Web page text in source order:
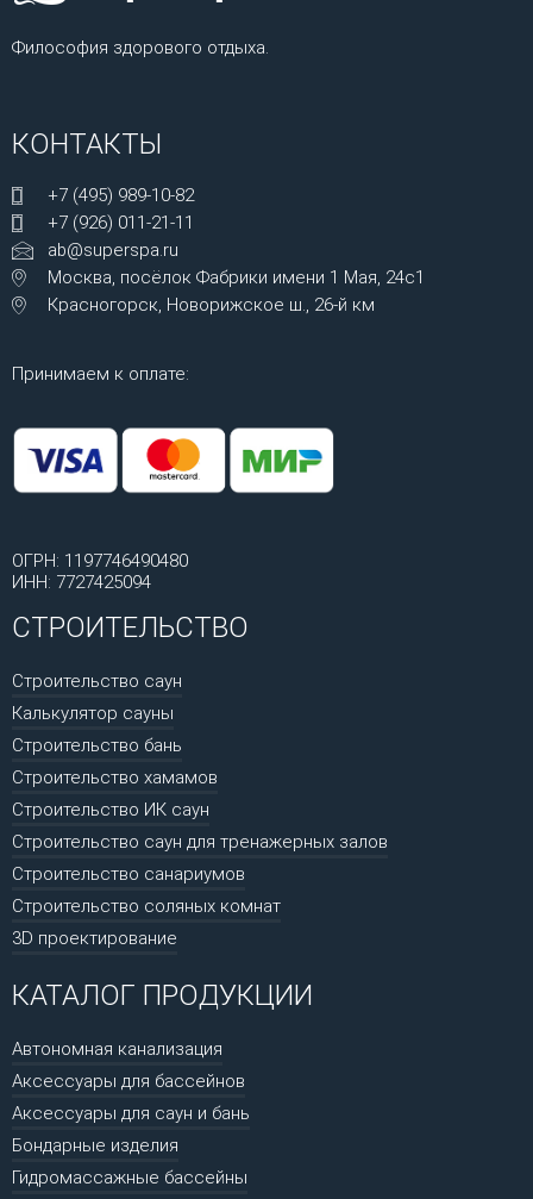
Философия здорового отдыха.
КОНТАКТЫ
+7 (495) 989-10-82
+7 (926) 011-21-11
ab@superspa.ru
Москва, посёлок Фабрики имени 1 Мая, 24с1
Красногорск, Новорижское ш., 26-й км
Принимаем к оплате:
ОГРН: 1197746490480
ИНН: 7727425094
СТРОИТЕЛЬСТВО
Строительство саун
Калькулятор сауны
Строительство бань
Строительство хамамов
Строительство ИК саун
Строительство саун для тренажерных залов
Строительство санариумов
Строительство соляных комнат
3D проектирование
КАТАЛОГ ПРОДУКЦИИ
Автономная канализация
Аксессуары для бассейнов
Аксессуары для саун и бань
Бондарные изделия
Гидромассажные бассейны